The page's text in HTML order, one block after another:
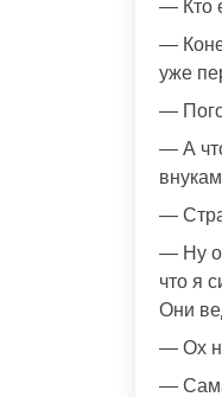
— Кто
—
уже
—
— А
—
— Ну
что я
Они
— Ох
— Сама